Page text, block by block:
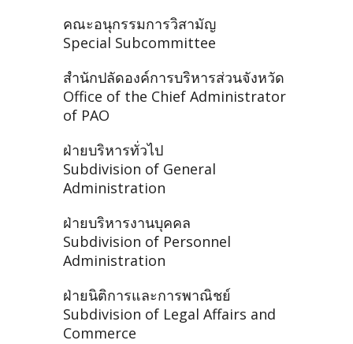
คณะอนุกรรมการวิสามัญ
Special Subcommittee
สำนักปลัดองค์การบริหารส่วนจังหวัด
Office of the Chief Administrator
of PAO
ฝ่ายบริหารทั่วไป
Subdivision of General
Administration
ฝ่ายบริหารงานบุคคล
Subdivision of Personnel
Administration
ฝ่ายนิติการและการพาณิชย์
Subdivision of Legal Affairs and
Commerce